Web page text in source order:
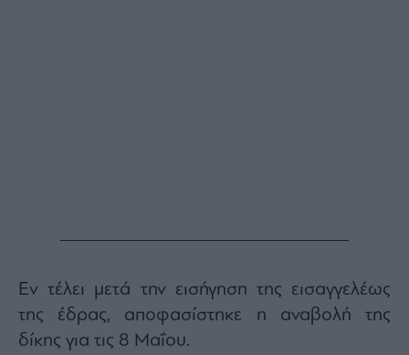
Εν τέλει μετά την εισήγηση της εισαγγελέως
της έδρας, αποφασίστηκε η αναβολή της
δίκης για τις 8 Μαΐου.